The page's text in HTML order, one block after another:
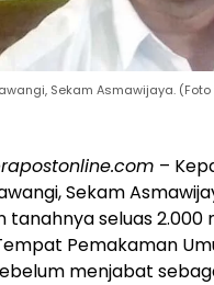
Sekam Asmawijaya. (Foto
–
Sekam
tanahnya seluas 2.000
Pemakaman
menjabat